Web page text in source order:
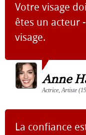
Votre visage
êtes un acteur
visage.
Anne
Actrice, Artiste
La confiance